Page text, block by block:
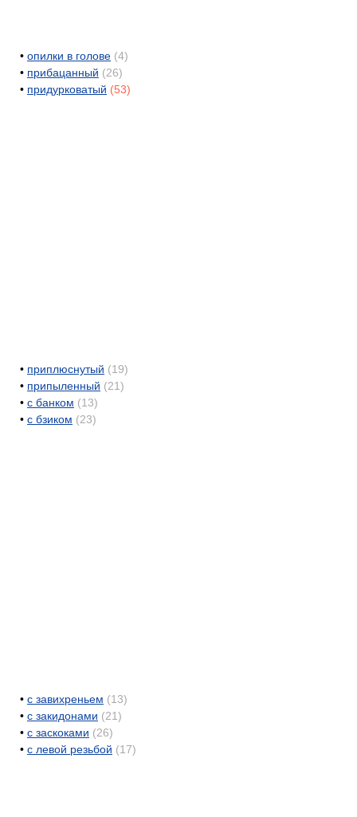
• опилки в голове (4)
• прибацанный (26)
• придурковатый (53)
• приплюснутый (19)
• припыленный (21)
• с банком (13)
• с бзиком (23)
• с завихреньем (13)
• с закидонами (21)
• с заскоками (26)
• с левой резьбой (17)